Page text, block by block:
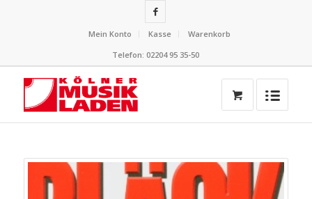
Mein Konto Kasse
Warenkorb
Telefon: 02204 95 35-50